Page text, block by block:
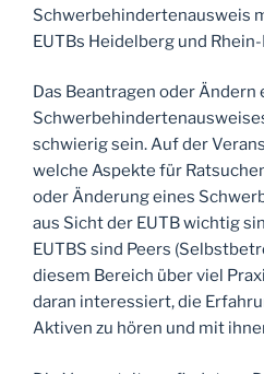
Schwerbehindertenausweis
EUTBs Heidelberg und
Das Beantragen oder Ändern
schwierig sein. Auf der
welche Aspekte für
oder Änderung eines
aus Sicht der EUTB wichtig
EUTBS sind Peers
diesem Bereich über viel
daran interessiert, die
Aktiven zu hören und mit